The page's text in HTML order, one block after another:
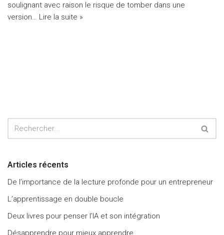
soulignant avec raison le risque de tomber dans une
version… Lire la suite »
Articles récents
De l’importance de la lecture profonde pour un entrepreneur
L’apprentissage en double boucle
Deux livres pour penser l’IA et son intégration
Désapprendre pour mieux apprendre